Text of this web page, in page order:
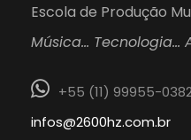
Escola de Produção
Música… Tecnologia…
+55 (11) 99955-
infos@2600hz.com.br